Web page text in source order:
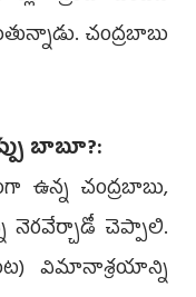
చంద్రబాబు
బాబూ?:
ఉన్న చంద్రబాబు,
చెప్పాలి.
విమానాశ్రయాన్ని